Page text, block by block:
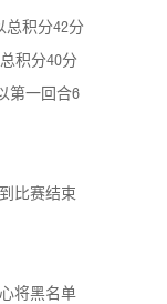
积分42分
积分40分
第一回合6
比赛结束
将黑名单